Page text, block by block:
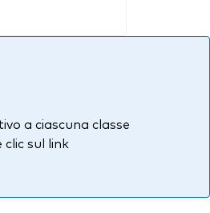
a ciascuna classe
clic sul link